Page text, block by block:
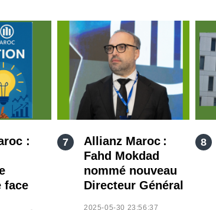
:
face
Allianz Maroc :
Fahd Mokdad
nommé nouveau
Directeur Général
2025-05-30 23:56:37